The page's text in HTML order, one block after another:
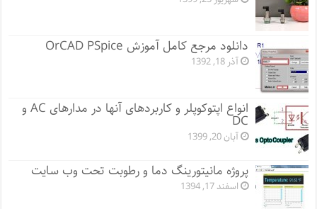
دانلود مرجع کامل آموزش OrCAD PSpice
آذر 18, 1392
انواع اپتوکوپلر و کاربردهای آنها در مدارهای AC و
DC
آبان 20, 1399
پروژه مانيتورينگ دما و رطوبت تحت وب سایت
اسفند 17, 1394